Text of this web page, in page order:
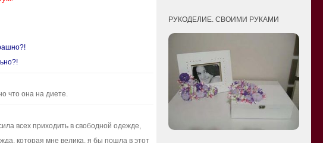
что она на диете.
всех приходить в свободной одежде,
которая мне велика, я бы пошла в этот
РУКОДЕЛИЕ. СВОИМИ РУКАМИ